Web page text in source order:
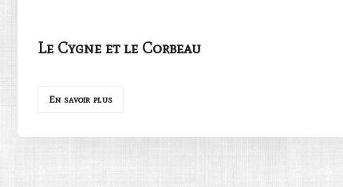
Le Cygne et le Corbeau
En savoir plus